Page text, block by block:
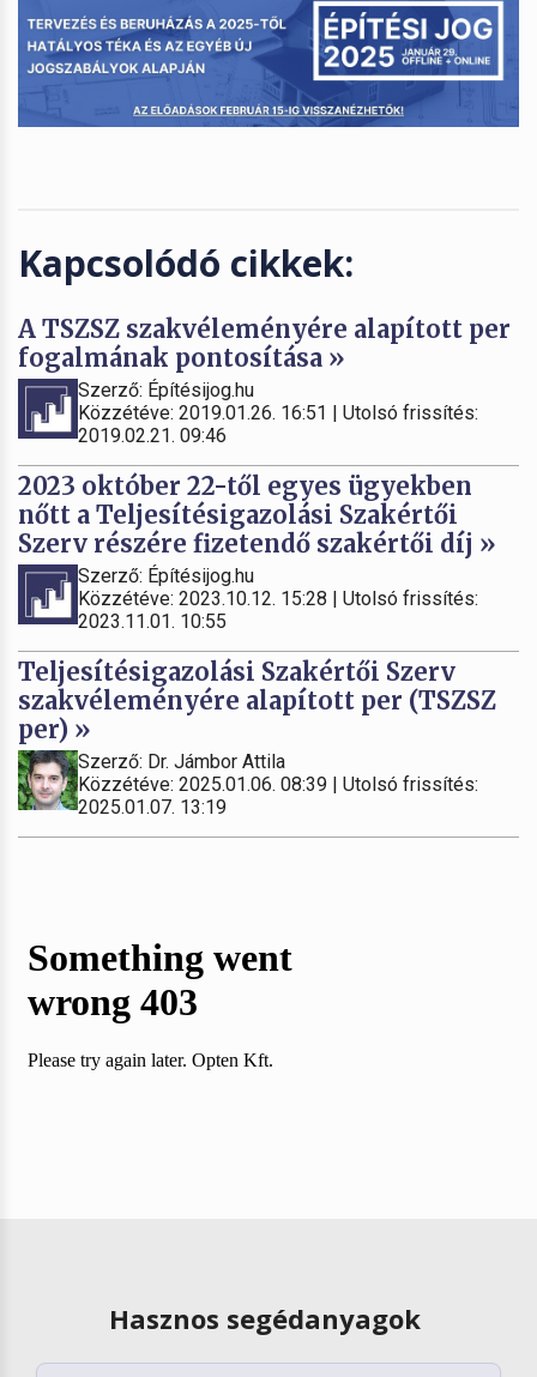
Kapcsolódó cikkek:
A TSZSZ szakvéleményére alapított per
fogalmának pontosítása »
Szerző: Építésijog.hu
Közzétéve: 2019.01.26. 16:51 | Utolsó frissítés:
2019.02.21. 09:46
2023 október 22-től egyes ügyekben
nőtt a Teljesítésigazolási Szakértői
Szerv részére fizetendő szakértői díj »
Szerző: Építésijog.hu
Közzétéve: 2023.10.12. 15:28 | Utolsó frissítés:
2023.11.01. 10:55
Teljesítésigazolási Szakértői Szerv
szakvéleményére alapított per (TSZSZ
per) »
Szerző: Dr. Jámbor Attila
Közzétéve: 2025.01.06. 08:39 | Utolsó frissítés:
2025.01.07. 13:19
Hasznos segédanyagok